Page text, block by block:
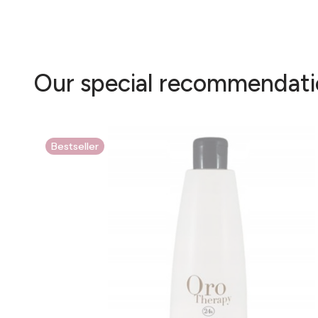
Our special
Bestseller